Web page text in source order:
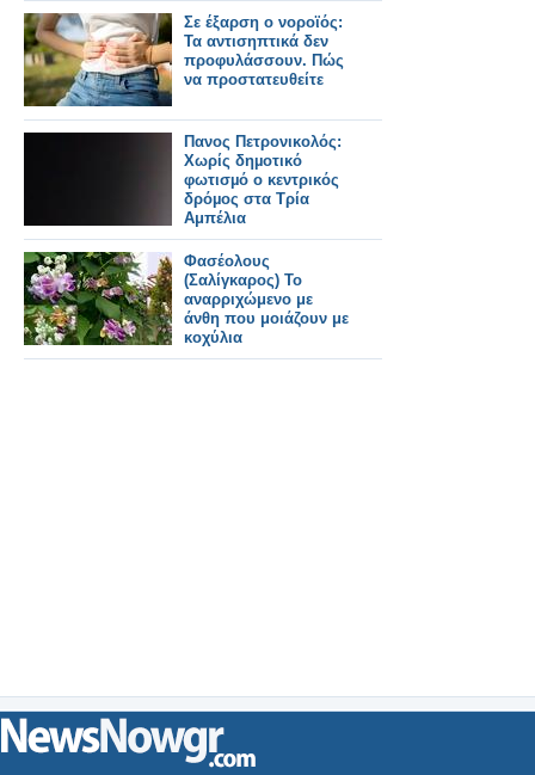
Σε έξαρση ο νοροϊός:
Τα αντισηπτικά δεν
προφυλάσσουν. Πώς
να προστατευθείτε
Πανος Πετρονικολός:
Χωρίς δηµοτικό
φωτισµό ο κεντρικός
δρόµος στα Τρία
Αμπέλια
Φασέολους
(Σαλίγκαρος) Το
αναρριχώμενο με
άνθη που μοιάζουν με
κοχύλια